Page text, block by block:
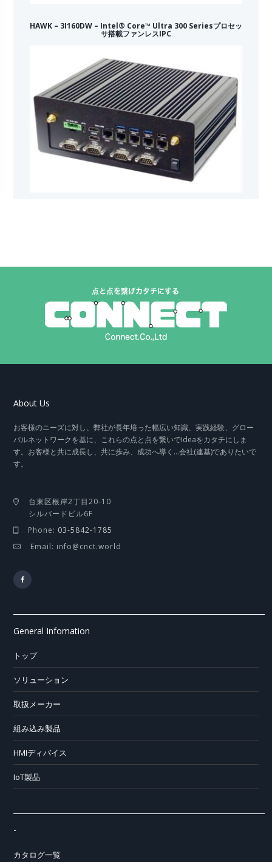
HAWK – 3I160DW – Intel® Core™ Ultra 300 Seriesプロセッ
サ搭載ファンレスIPC
About Us
お客様のニーズに対し、弊社が長年培った幅広い知識、実践経験、グロー
バルネットワークを基に、これらの点と点を繋いでIdeaをカタチにしま
す。お客様と共に成長し、共に歩み、成功へ導く…会社(連基)でありたいで
す。
台東区根岸2丁目20-10
シルバードビル6F
Phone: 03-5842-1785
Email: info@cnct.world
General Infomation
トップ
ソリューション
取扱メーカー
組み込み製品
HMIディバイス
IoT製品
-
カタログ一覧